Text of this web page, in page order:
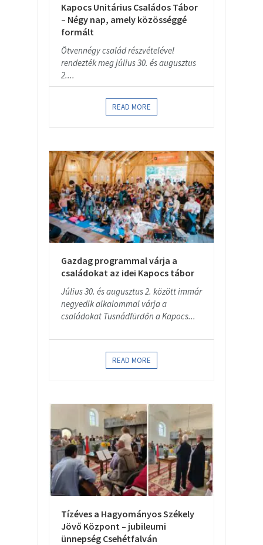
Kapocs Unitárius Családos Tábor
– Négy nap, amely közösséggé
formált
Ötvennégy család részvételével
rendezték meg július 30. és augusztus
2....
READ MORE
Gazdag programmal várja a
családokat az idei Kapocs tábor
Július 30. és augusztus 2. között immár
negyedik alkalommal várja a
családokat Tusnádfürdőn a Kapocs...
READ MORE
Tízéves a Hagyományos Székely
Jövő Központ – jubileumi
ünnepség Csehétfalván